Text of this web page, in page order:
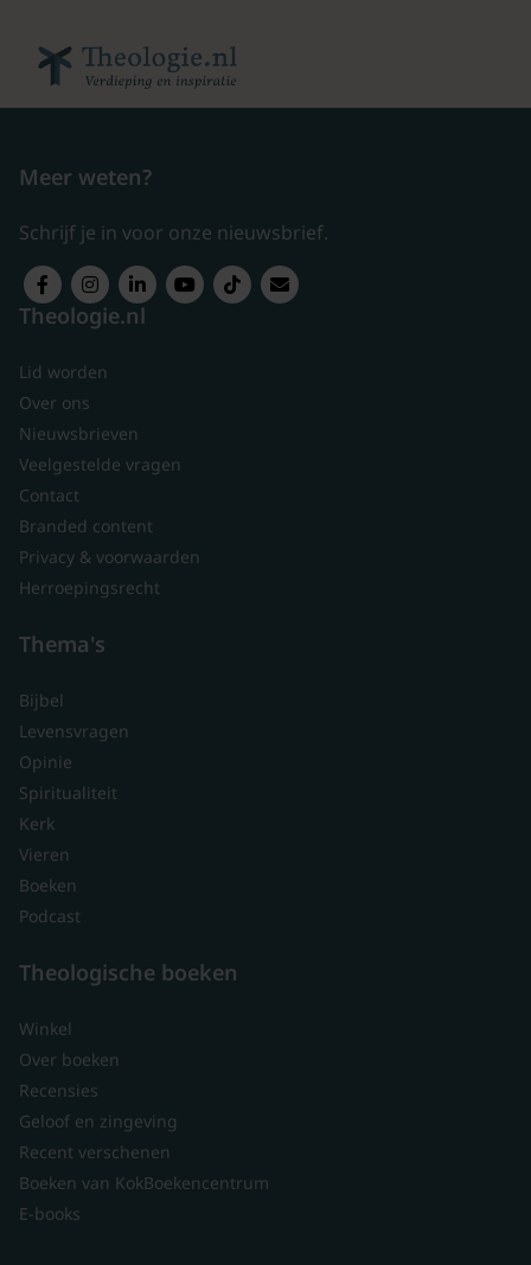
Meer weten?
Schrijf je in voor onze nieuwsbrief.
Theologie.nl
Lid worden
Over ons
Nieuwsbrieven
Veelgestelde vragen
Contact
Branded content
Privacy & voorwaarden
Herroepingsrecht
Thema's
Bijbel
Levensvragen
Opinie
Spiritualiteit
Kerk
Vieren
Boeken
Podcast
Theologische boeken
Winkel
Over boeken
Recensies
Geloof en zingeving
Recent verschenen
Boeken van KokBoekencentrum
E-books